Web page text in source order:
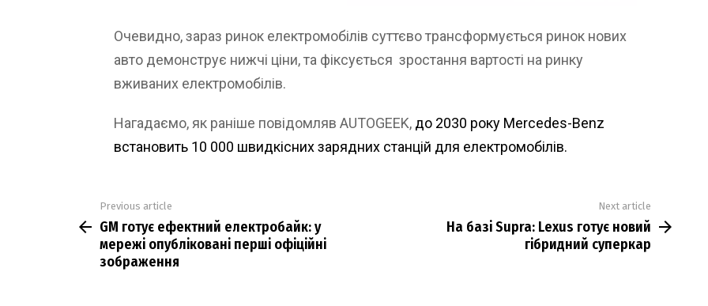
Очевидно, зараз ринок електромобілів суттєво трансформується ринок нових
авто демонструє нижчі ціни, та фіксується зростання вартості на ринку
вживаних електромобілів.
Нагадаємо, як раніше повідомляв AUTOGEEK, до 2030 року Mercedes-Benz
встановить 10 000 швидкісних зарядних станцій для електромобілів.
more
Previous article
GM готує ефектний електробайк: у
мережі опубліковані перші офіційні
зображення
Next article
На базі Supra: Lexus готує новий
гібридний суперкар